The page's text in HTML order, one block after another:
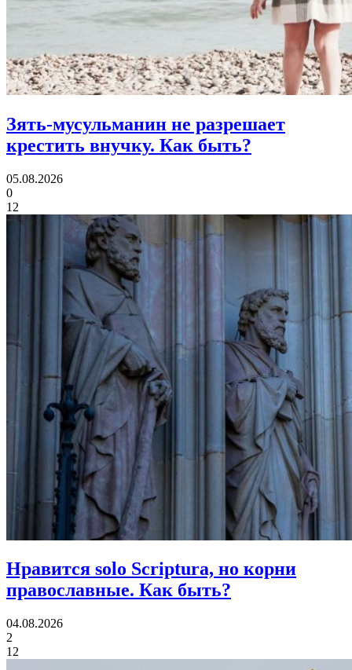
Зять-мусульманин не разрешает
крестить внучку. Как быть?
05.08.2026
0
12
Нравится solo Scriptura, но корни
православные. Как быть?
04.08.2026
2
12